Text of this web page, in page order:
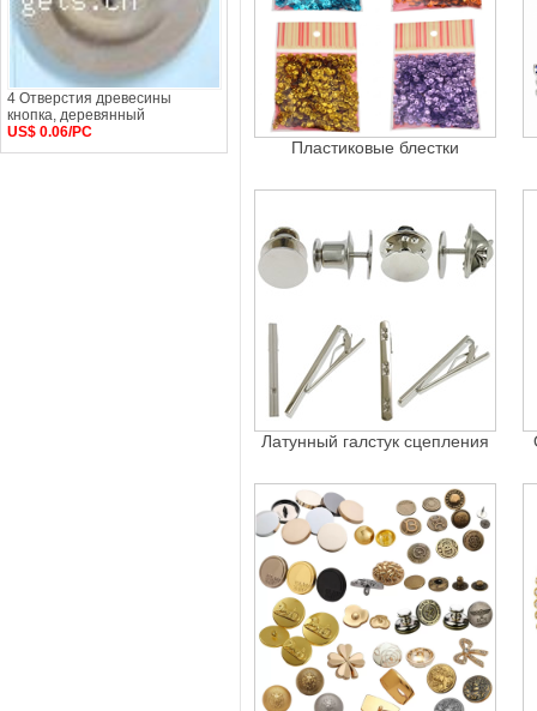
Пластиковые блестки
Латунный галстук сцепления
4 Отверстия древесины
кнопка, деревянный
US$ 0.06/PC